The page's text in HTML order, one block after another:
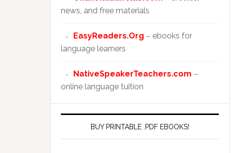
news, and free materials
EasyReaders.Org – ebooks for
language learners
NativeSpeakerTeachers.com –
online language tuition
BUY PRINTABLE .PDF EBOOKS!